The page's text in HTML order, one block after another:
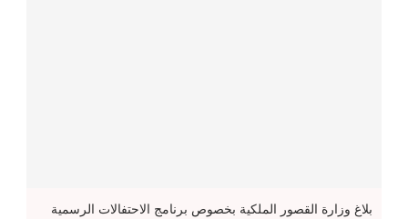
بلاغ وزارة القصور الملكية بخصوص برنامج الاحتفالات الرسمية